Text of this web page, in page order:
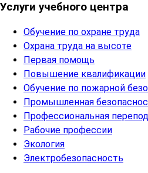
Услуги учебного центра
Обучение по охране труда
Охрана труда на высоте
Первая помощь
Повышение квалификации
Обучение по пожарной
Промышленная
Профессиональная
Рабочие профессии
Экология
Электробезопасность